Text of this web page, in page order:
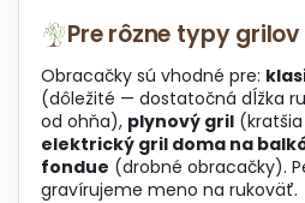
Pre rôzne typy grilov
Obracačky sú vhodné pre:
(dôležité — dostatočná dĺžka
od ohňa), plynový gril
elektrický gril doma na
fondue (drobné obracačky).
gravírujeme meno na rukoväť.